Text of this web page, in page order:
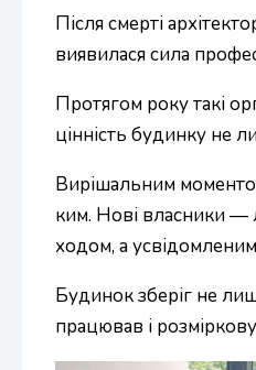
Після смерті
виявилася сила
Протягом року такі
цінність будинку не
Вирішальним
ким. Нові власники —
ходом, а
Будинок зберіг не
працював і